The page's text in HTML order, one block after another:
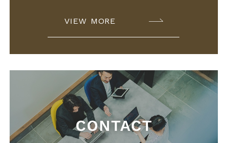
VIEW MORE